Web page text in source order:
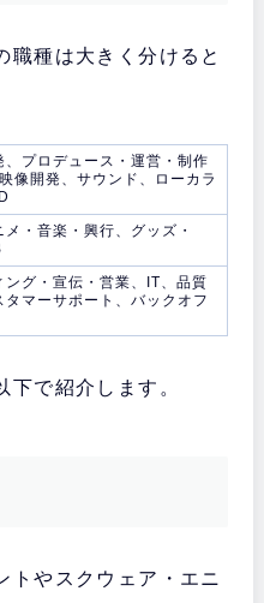
職種は大きく分けると
、プロデュース・運営・制作
像開発、サウンド、ローカラ
・音楽・興行、グッズ・
ング・宣伝・営業、IT、品質
タマーサポート、バックオフ
で紹介します。
トやスクウェア・エニ